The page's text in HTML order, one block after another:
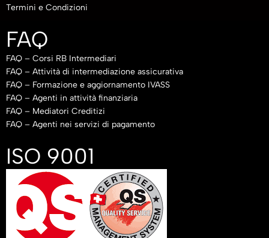
Termini e Condizioni
FAQ
FAQ – Corsi RB Intermediari
FAQ – Attività di intermediazione assicurativa
FAQ – Formazione e aggiornamento IVASS
FAQ – Agenti in attività finanziaria
FAQ – Mediatori Creditizi
FAQ – Agenti nei servizi di pagamento
ISO 9001